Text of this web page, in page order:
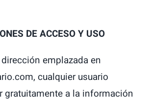
DE ACCESO Y USO
emplazada en
cualquier usuario
gratuitamente a la información